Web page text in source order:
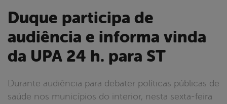
Duque participa de
audiência e informa vinda
da UPA 24 h. para ST
Durante audiência para debater políticas públicas de
saúde nos municípios do interior, nesta sexta-feira